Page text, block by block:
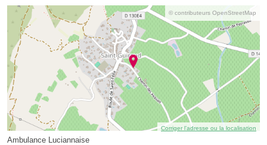
© contributeurs OpenStreetMap
Corriger l’adresse ou la localisation
Ambulance Luciannaise